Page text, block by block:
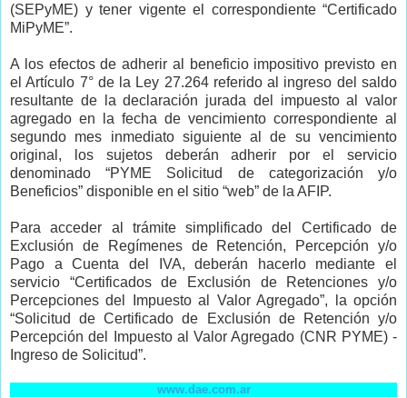
(SEPyME) y tener vigente el correspondiente “Certificado
MiPyME”.
A los efectos de adherir al beneficio impositivo previsto en
el Artículo 7° de la Ley 27.264 referido al ingreso del saldo
resultante de la declaración jurada del impuesto al valor
agregado en la fecha de vencimiento correspondiente al
segundo mes inmediato siguiente al de su vencimiento
original, los sujetos deberán adherir por el servicio
denominado “PYME Solicitud de categorización y/o
Beneficios” disponible en el sitio “web” de la AFIP.
Para acceder al trámite simplificado del Certificado de
Exclusión de Regímenes de Retención, Percepción y/o
Pago a Cuenta del IVA, deberán hacerlo mediante el
servicio “Certificados de Exclusión de Retenciones y/o
Percepciones del Impuesto al Valor Agregado”, la opción
“Solicitud de Certificado de Exclusión de Retención y/o
Percepción del Impuesto al Valor Agregado (CNR PYME) -
Ingreso de Solicitud”.
www.dae.com.ar